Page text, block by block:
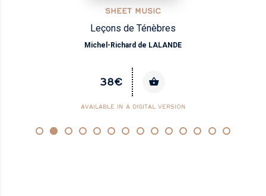
SHEET MUSIC
Leçons de Ténèbres
Michel-Richard de LALANDE
38€
AVAILABLE IN A DIGITAL VERSION